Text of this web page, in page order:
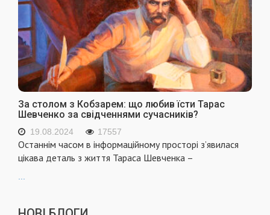
За столом з Кобзарем: що любив їсти Тарас
Шевченко за свідченнями сучасників?
19.08.2024 17557
Останнім часом в інформаційному просторі з’явилася
цікава деталь з життя Тараса Шевченка –